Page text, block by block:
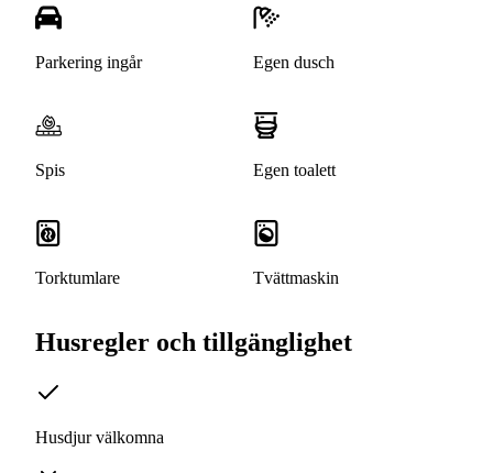
Parkering ingår Egen dusch
Spis Egen toalett
Torktumlare Tvättmaskin
Husregler och tillgänglighet
Husdjur välkomna